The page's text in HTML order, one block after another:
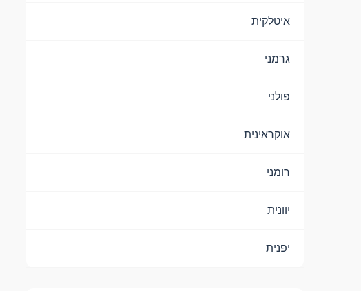
איטלקית
גרמני
פולני
אוקראינית
רומני
יוונית
יפנית